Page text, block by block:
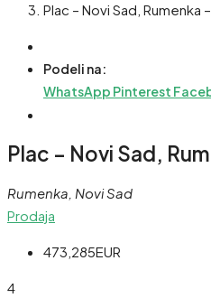
Plac – Novi Sad, Rumenka
Podeli na:
WhatsApp Pinterest
Plac – Novi Sad,
Rumenka, Novi Sad
Prodaja
473,285EUR
4